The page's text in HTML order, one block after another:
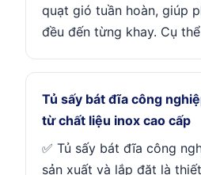
quạt gió tuần hoàn, giúp
đều đến từng khay. Cụ
Tủ sấy bát đĩa công
từ chất liệu inox cao cấp
✅ Tủ sấy bát đĩa công
sản xuất và lắp đặt là